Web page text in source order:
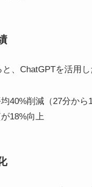
、ChatGPTを活用
40%削減（27分から
18%向上